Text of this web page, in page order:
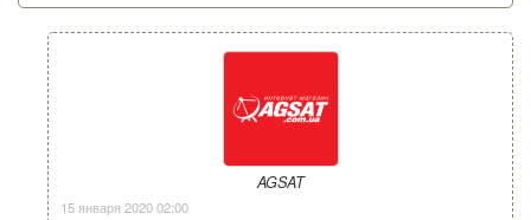
AGSAT
15 января 2020 02:00